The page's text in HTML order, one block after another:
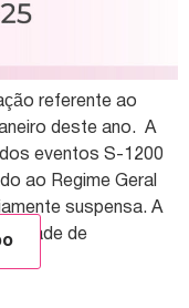
referente ao
deste ano. A
eventos S-1200
ao Regime Geral
suspensa. A
de